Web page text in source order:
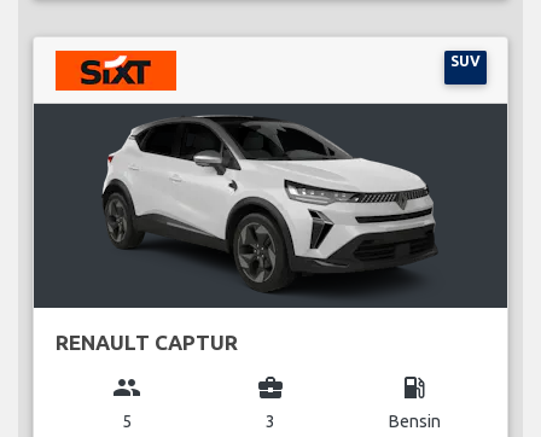
SUV
RENAULT CAPTUR
group
5
business_center
3
local_gas_station
Bensin